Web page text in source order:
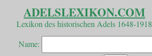
ADELSLEXIKON.COM
Lexikon des historischen Adels 1648-1918
Name: